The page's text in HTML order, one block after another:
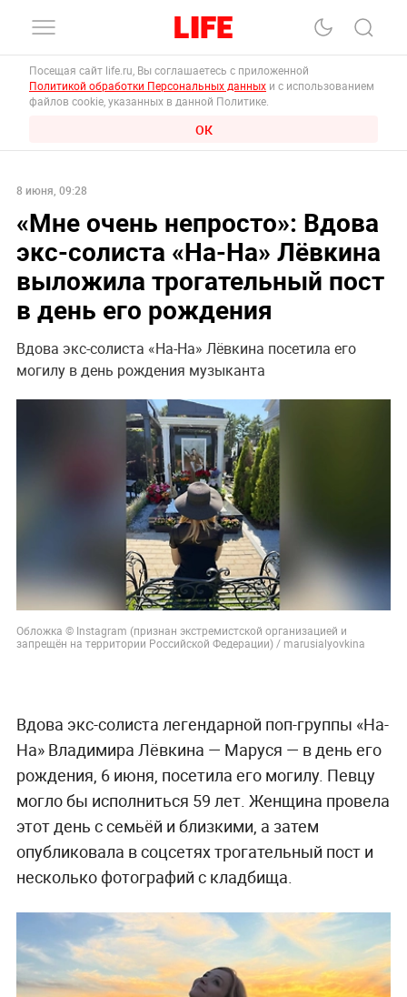
Посещая сайт life.ru, Вы соглашаетесь с приложенной
Политикой обработки Персональных данных и с использованием
файлов cookie, указанных в данной Политике.
ОК
8 июня, 09:28
«Мне очень непросто»: Вдова
экс-солиста «На-На» Лёвкина
выложила трогательный пост
в день его рождения
Вдова экс-солиста «На-На» Лёвкина посетила его
могилу в день рождения музыканта
Обложка © Instagram (признан экстремистской организацией и
запрещён на территории Российской Федерации) / marusialyovkina
Вдова экс-солиста легендарной поп-группы «На-
На» Владимира Лёвкина — Маруся — в день его
рождения, 6 июня, посетила его могилу. Певцу
могло бы исполниться 59 лет. Женщина провела
этот день с семьёй и близкими, а затем
опубликовала в соцсетях трогательный пост и
несколько фотографий с кладбища.